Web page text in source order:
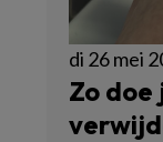
di 26 mei
Zo doe